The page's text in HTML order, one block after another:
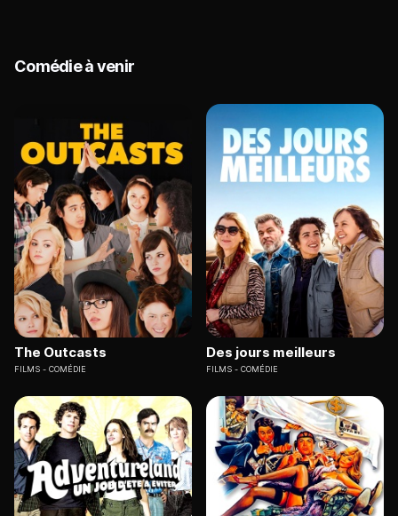
Comédie à venir
The Outcasts
FILMS COMÉDIE
Des jours meilleurs
FILMS COMÉDIE